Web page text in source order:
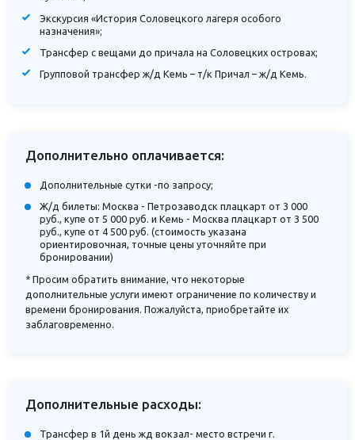
Экскурсия «История Соловецкого лагеря особого
назначения»;
Трансфер с вещами до причала на Соловецких островах;
Групповой трансфер ж/д Кемь – т/к Причал – ж/д Кемь.
Дополнительно оплачивается:
Дополнительные сутки -по запросу;
Ж/д билеты: Москва - Петрозаводск плацкарт от 3 000
руб., купе от 5 000 руб. и Кемь - Москва плацкарт от 3 500
руб., купе от 4 500 руб. (стоимость указана
ориентировочная, точные цены уточняйте при
бронировании)
* Просим обратить внимание, что некоторые
дополнительные услуги имеют ограничение по количеству и
времени бронирования. Пожалуйста, приобретайте их
заблаговременно.
Дополнительные расходы:
Трансфер в 1й день жд вокзал- место встречи г.